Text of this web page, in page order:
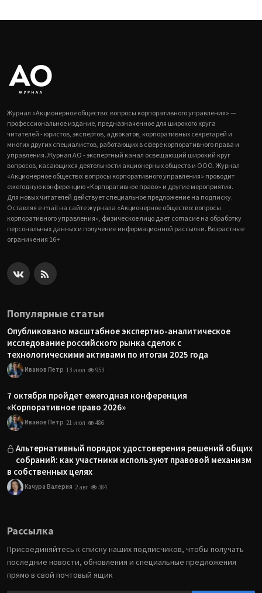
Журнал «Акционерное общество: вопросы корпоративного управления» —
профессиональное издание, предназначенное для широкого круга
читателей - юристов, экспертов, адвокатов, корпоративных секретарей и
многих других специалистов, работающих в сфере корпоративного права и
управления. Журнал АО - экспертный канал освещающий широкий круг
вопросов, касающихся деятельности акционерных обществ и ООО. Журнал
«Акционерное общество: вопросы корпоративного управления» проводит
ежегодную конференцию «Корпоративное право» и другие мероприятия.
Для новых читателей действует специальное предложение на подписку.
Оставляя e-mail на сайте журнала «Акционерное общество: вопросы
корпоративного управления», физическое лицо дает согласие на обработку
персональных данных и получение информационной рассылки. Возрастные
ограничения 16+
Популярные статьи
Опубликовано масштабное экспертно-аналитическое
исследование российского рынка сделок с
технологическими активами по итогам 2025 года
Иванов Петр 13 июл 953
7 октября пройдет ежегодная конференция
«Корпоративное право 2026»
Иванов Петр 21 июл 486
Альтернативный порядок удостоверения решений общих
собраний: как участники используют правовой механизм
в собственных целях
Качура Валерия 2 авг 384
Рассылка
Присоединяйтесь к списку наших подписчиков, чтобы получать
последние новости, обновления и специальные предложения
прямо в свой почтовый ящик